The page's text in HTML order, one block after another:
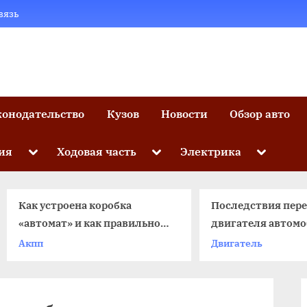
Кузов Новости Обзор авто
Toggle
menu
Ходовая часть Toggle
menu
Электрика Toggle
menu
Как устроена коробка
«автомат» и как правильно с
ней обращаться
Последствия
двигателя
чему может привести
Двигатель